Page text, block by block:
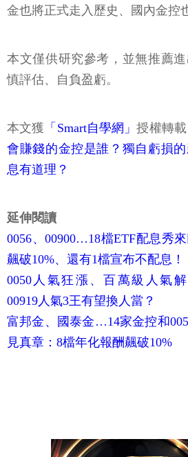
金也將正式走入歷史、國內金控
本文僅供研究參考，並無推薦
慎評估、自負盈虧。
本文獲 「Smart自學網」授權轉載
會賺錢的金控是誰？獨自虧損
息有道理？
延伸閱讀
0056、00900…18檔ETF配息秀
飆破10%、還有1檔宣布不配息！
0050人氣狂漲、百萬級人氣解
00919人氣3王有望換人當？
富邦金、國泰金…14家金控和
見真章：8檔年化報酬飆破10%